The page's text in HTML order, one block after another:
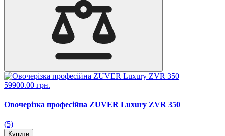
59900.00 грн.
Овочерізка професійна ZUVER Luxury ZVR 350
(5)
Купити